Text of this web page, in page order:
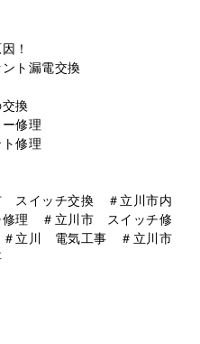
！
ト漏電交換
換
修理
修理
スイッチ交換 ＃立川市内
理 ＃立川市 スイッチ修
立川 電気工事 ＃立川市